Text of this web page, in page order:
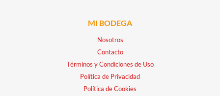
MI BODEGA
Nosotros
Contacto
Términos y Condiciones de Uso
Política de Privacidad
Política de Cookies